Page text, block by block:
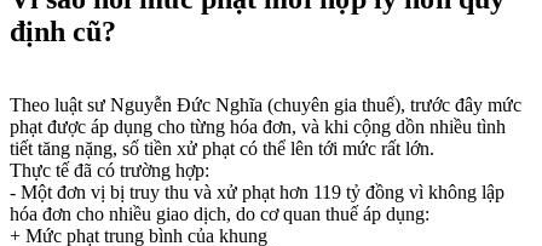
định cũ?
Theo luật sư Nguyễn Đức Nghĩa (chuyên gia thuế), trước đây mức
phạt được áp dụng cho từng hóa đơn, và khi cộng dồn nhiều tình
tiết tăng nặng, số tiền xử phạt có thể lên tới mức rất lớn.
Thực tế đã có trường hợp:
- Một đơn vị bị truy thu và xử phạt hơn 119 tỷ đồng vì không lập
hóa đơn cho nhiều giao dịch, do cơ quan thuế áp dụng:
+ Mức phạt trung bình của khung